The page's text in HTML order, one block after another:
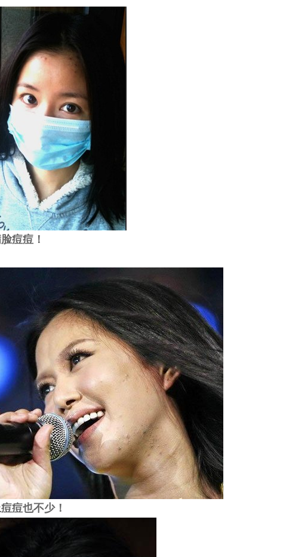
痘痘！
痘也不少！